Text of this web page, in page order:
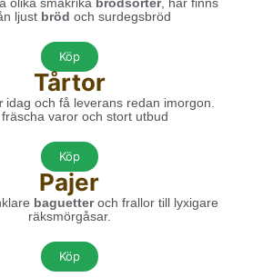
olika smakrika brödsorter, här finns
ljust bröd och surdegsbröd
Köp
Tårtor
idag och få leverans redan imorgon.
varor och stort utbud
Köp
Pajer
baguetter och frallor till lyxigare
räksmörgåsar.
Köp